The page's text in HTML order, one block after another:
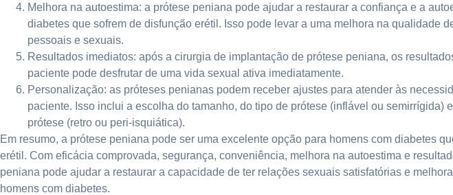
Melhora na autoestima: a prótese peniana pode ajudar a restaurar a confiança e a
diabetes que sofrem de disfunção erétil. Isso pode levar a uma melhora na qualidade
pessoais e sexuais.
Resultados imediatos: após a cirurgia de implantação de prótese peniana, os
paciente pode desfrutar de uma vida sexual ativa imediatamente.
Personalização: as próteses penianas podem receber ajustes para atender às
paciente. Isso inclui a escolha do tamanho, do tipo de prótese (inflável ou semirrígida)
prótese (retro ou peri-isquiática).
Em resumo, a prótese peniana pode ser uma excelente opção para homens com diabetes
erétil. Com eficácia comprovada, segurança, conveniência, melhora na autoestima e
peniana pode ajudar a restaurar a capacidade de ter relações sexuais satisfatórias e
homens com diabetes.